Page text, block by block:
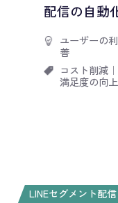
配信の自動
ユーザーの
善
コスト削減｜
満足度の向上
LINEセグメント配信